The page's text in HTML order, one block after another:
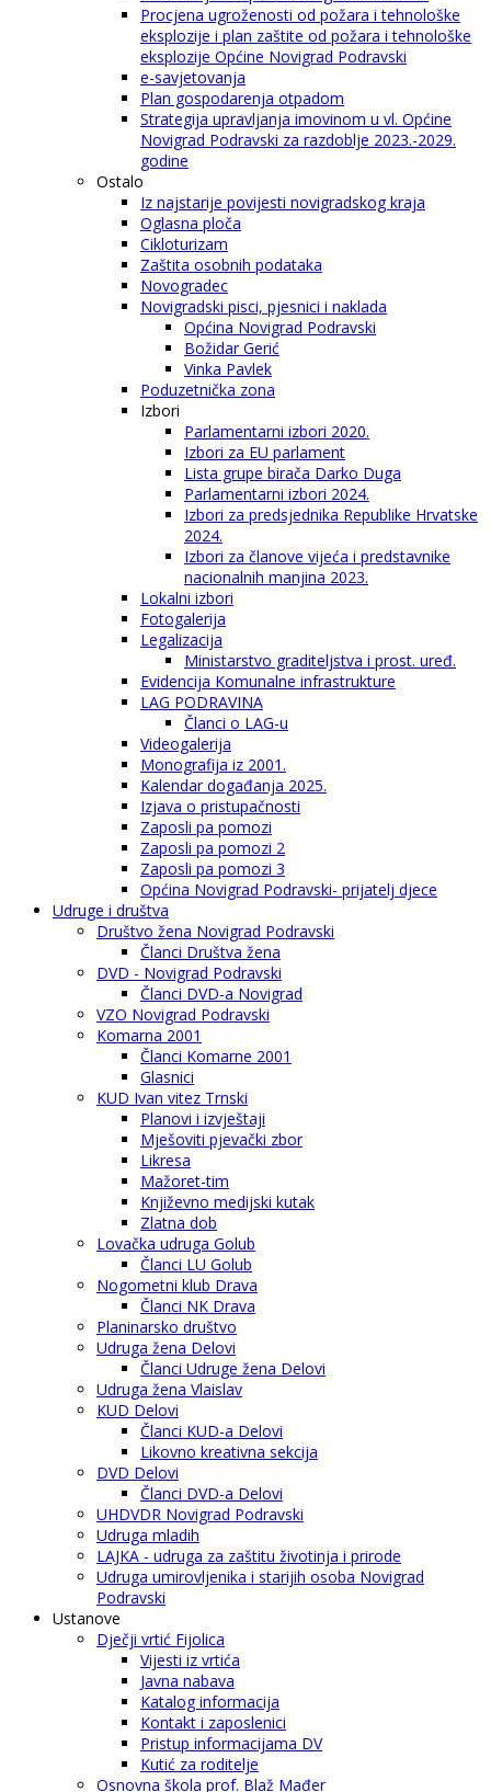
Procjena ugroženosti od požara i tehnološke
eksplozije i plan zaštite od požara i tehnološke
eksplozije Općine Novigrad Podravski
e-savjetovanja
Plan gospodarenja otpadom
Strategija upravljanja imovinom u vl. Općine
Novigrad Podravski za razdoblje 2023.-2029.
godine
Ostalo
Iz najstarije povijesti novigradskog kraja
Oglasna ploča
Cikloturizam
Zaštita osobnih podataka
Novogradec
Novigradski pisci, pjesnici i naklada
Općina Novigrad Podravski
Božidar Gerić
Vinka Pavlek
Poduzetnička zona
Izbori
Parlamentarni izbori 2020.
Izbori za EU parlament
Lista grupe birača Darko Duga
Parlamentarni izbori 2024.
Izbori za predsjednika Republike Hrvatske
2024.
Izbori za članove vijeća i predstavnike
nacionalnih manjina 2023.
Lokalni izbori
Fotogalerija
Legalizacija
Ministarstvo graditeljstva i prost. uređ.
Evidencija Komunalne infrastrukture
LAG PODRAVINA
Članci o LAG-u
Videogalerija
Monografija iz 2001.
Kalendar događanja 2025.
Izjava o pristupačnosti
Zaposli pa pomozi
Zaposli pa pomozi 2
Zaposli pa pomozi 3
Općina Novigrad Podravski- prijatelj djece
Udruge i društva
Društvo žena Novigrad Podravski
Članci Društva žena
DVD - Novigrad Podravski
Članci DVD-a Novigrad
VZO Novigrad Podravski
Komarna 2001
Članci Komarne 2001
Glasnici
KUD Ivan vitez Trnski
Planovi i izvještaji
Mješoviti pjevački zbor
Likresa
Mažoret-tim
Književno medijski kutak
Zlatna dob
Lovačka udruga Golub
Članci LU Golub
Nogometni klub Drava
Članci NK Drava
Planinarsko društvo
Udruga žena Delovi
Članci Udruge žena Delovi
Udruga žena Vlaislav
KUD Delovi
Članci KUD-a Delovi
Likovno kreativna sekcija
DVD Delovi
Članci DVD-a Delovi
UHDVDR Novigrad Podravski
Udruga mladih
LAJKA - udruga za zaštitu životinja i prirode
Udruga umirovljenika i starijih osoba Novigrad
Podravski
Ustanove
Dječji vrtić Fijolica
Vijesti iz vrtića
Javna nabava
Katalog informacija
Kontakt i zaposlenici
Pristup informacijama DV
Kutić za roditelje
Osnovna škola prof. Blaž Mađer